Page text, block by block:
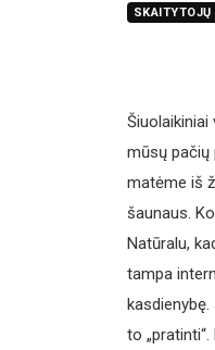
SKAITYTOJŲ
Šiuolaikiniai
mūsų pačių
matėme iš
šaunaus.
Natūralu,
tampa
to